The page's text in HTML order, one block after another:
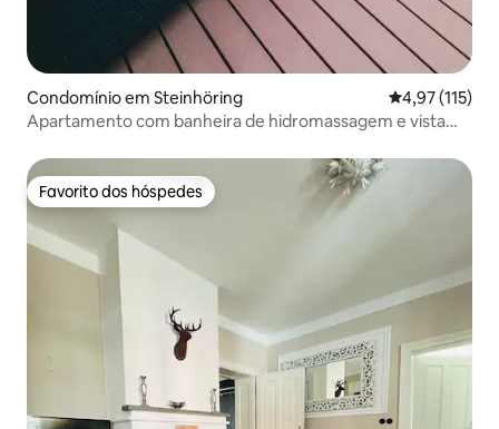
Condomínio em Steinhöring Classificação
4,97 (115)
Apartamento com banheira de hidromassagem e vista
Favorito dos hóspedes
Favorito dos hóspedes